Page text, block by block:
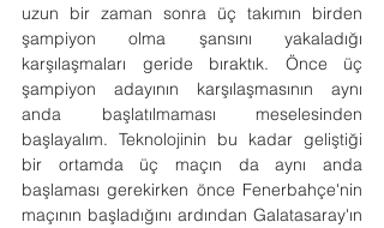
uzun bir zaman sonra üç takımın birden
şampiyon olma şansını yakaladığı
karşılaşmaları geride bıraktık. Önce üç
şampiyon adayının karşılaşmasının aynı
anda başlatılmaması meselesinden
başlayalım. Teknolojinin bu kadar geliştiği
bir ortamda üç maçın da aynı anda
başlaması gerekirken önce Fenerbahçe'nin
maçının başladığını ardından Galatasaray'ın